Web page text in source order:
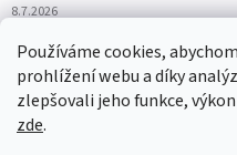
Používáme cookies,
prohlížení webu a díky
zlepšovali jeho funkce,
zde.
8.7.2026
Nejlepší deskové hry:
18.6.2026